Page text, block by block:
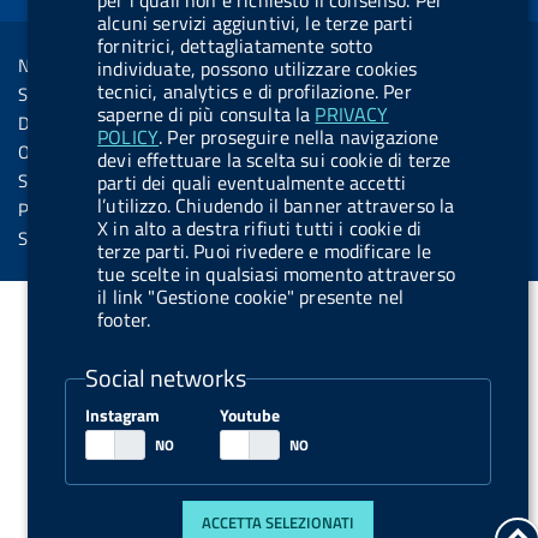
alcuni servizi aggiuntivi, le terze parti
fornitrici, dettagliatamente sotto
individuate, possono utilizzare cookies
tecnici, analytics e di profilazione. Per
saperne di più consulta la PRIVACY
POLICY. Per proseguire nella navigazione
devi effettuare la scelta sui cookie di terze
parti dei quali eventualmente accetti
l’utilizzo. Chiudendo il banner attraverso la
X in alto a destra rifiuti tutti i cookie di
terze parti. Puoi rivedere e modificare le
tue scelte in qualsiasi momento attraverso
il link "Gestione cookie" presente nel
footer.
Social networks
Instagram Youtube
ACCETTA SELEZIONATI
b
u
t
t
o
n
.
i
n
s
t
a
g
r
a
m
y
e b
u
t
t
o
n
s
p
o
y
Sezione Link Utili
Note legali
Social Media Policy
Dichiarazione di accessibilità
Obiettivi di accessibilità
Statistiche sito
Privacy
Servizi Online